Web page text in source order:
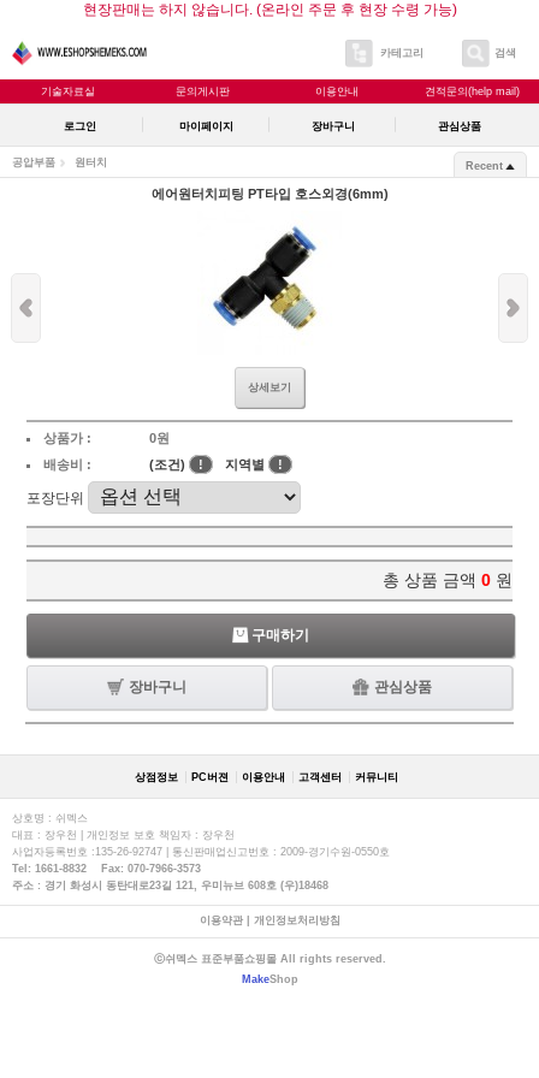
현장판매는 하지 않습니다. (온라인 주문 후 현장 수령 가능)
카테고리 검색
기술자료실 문의게시판 이용안내 견적문의(help mail)
로그인 마이페이지 장바구니 관심상품
공압부품 원터치 Recent
에어원터치피팅 PT타입 호스외경(6mm)
상세보기
상품가 :
0원
배송비 :
(조건) ! 지역별 !
포장단위
총 상품 금액 0 원
구매하기
장바구니 관심상품
상점정보 PC버젼 이용안내 고객센터 커뮤니티
상호명 : 쉬멕스
대표 : 장우천 | 개인정보 보호 책임자 : 장우천
사업자등록번호 :135-26-92747 | 통신판매업신고번호 : 2009-경기수원-0550호
Tel: 1661-8832 Fax: 070-7966-3573
주소 : 경기 화성시 동탄대로23길 121, 우미뉴브 608호 (우)18468
이용약관| 개인정보처리방침
ⓒ쉬멕스 표준부품쇼핑몰 All rights reserved.
MakeShop